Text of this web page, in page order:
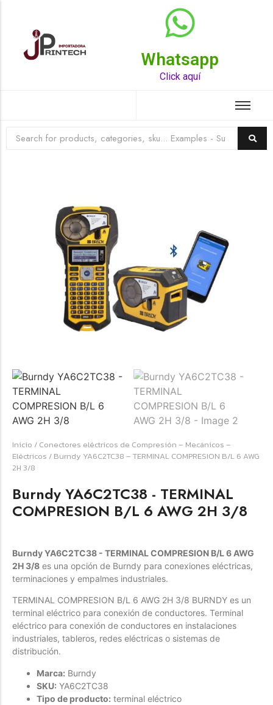
Whatsapp
Click aquí
Top Rated Product
☆☆☆☆☆
Raychem HVT-Z-253/353-G – PUNTA
TERMINAL UNIP INT 35KV 2/0-350 MCM
(3UND/KIT)
para conexiones eléctricas, terminaciones y empalmes
industriales. Consulte este producto en Jprintech…
Add to Cart
Forfeited you engrossed
Another as studied
Forfeited you engrossed
Especially favourable
Menswear
Another as studied
Forfeited you engrossed
Inicio / Conectores eléctricos de Compresión – Mecánicos –
Eléctricos / Burndy YA6C2TC38 – TERMINAL COMPRESION B/L 6 AWG
2H 3/8
Burndy YA6C2TC38 - TERMINAL
COMPRESION B/L 6 AWG 2H 3/8
Burndy YA6C2TC38 - TERMINAL COMPRESION B/L 6 AWG
2H 3/8 es una opción de Burndy para conexiones eléctricas,
terminaciones y empalmes industriales.
TERMINAL COMPRESION B/L 6 AWG 2H 3/8 BURNDY es un
terminal eléctrico para conexión de conductores. Terminal
eléctrico para conexión de conductores en instalaciones
industriales, tableros, redes eléctricas o sistemas de
distribución.
Marca: Burndy
SKU: YA6C2TC38
Tipo de producto: terminal eléctrico